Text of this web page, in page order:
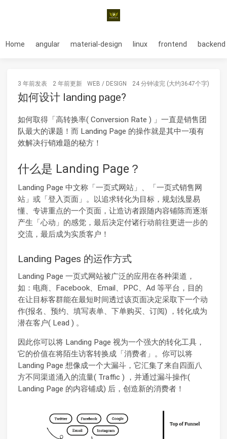
Home angular material-design linux frontend backend
3 年前发表 2 年前更新 WEB / DESIGN 24 分钟读完 (大约3647个字)
如何设计 landing page?
如何取得「高转换率( Conversion Rate ) 」一直是销售团
队最大的课题！而 Landing Page 的操作就是其中一项有
效解决行销难题的秘方！
什么是 Landing Page？
Landing Page 中文称「一页式网站」、「一页式销售网
站」或「登入页面」。以追求转化为目标，规划浅显易
懂、专讲重点的一个页面，让造访者跟随内容铺陈而逐渐
产生「心动」的感觉，最后决定付诸行动前往更进一步的
交流，最后成为实质客户！
Landing Pages 的运作方式
Landing Page 一页式网站被广泛的应用在各种渠道，
如：电商、Facebook、Email、PPC、Ad 等平台，目的
在让目标客群能在最短时间透过该页面决定采取下一个动
作(报名、预约、填写表单、下单购买、订阅) ，转化成为
潜在客户( Lead ) 。
因此你可以将 Landing Page 视为一个强大的转化工具，
它的价值在将陌生访客转换成「消费者」。你可以将
Landing Page 想像成一个大漏斗，它汇集了来自四面八
方不同渠道涌入的流量( Traffic ) ，并通过漏斗操作(
Landing Page 的内容铺成) 后，创造新的消费者！